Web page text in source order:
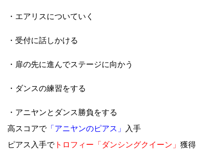
・エアリスについていく
・受付に話しかける
・扉の先に進んでステージに向かう
・ダンスの練習をする
・アニヤンとダンス勝負をする
高スコアで「アニヤンのピアス」
入手
ピアス入手でトロフィー「ダンシングクイーン」 獲得